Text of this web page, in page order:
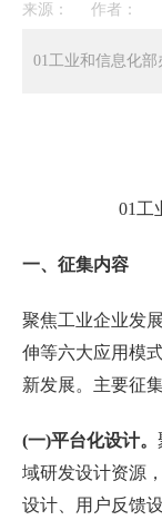
来源： 作者：
01工业和信息化
01工
一、征集内容
聚焦工业企业发
伸等六大应用模
新发展。主要征
(一)平台化设计。
域研发设计资源
设计、用户反馈